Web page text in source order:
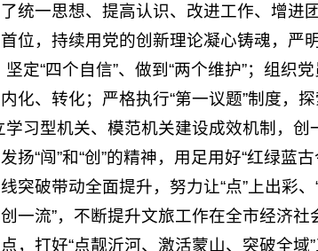
统一思想、提高认识、改进工作、增进
位，持续用党的创新理论凝心铸魂，严
坚定“四个自信”、做到“两个维护”；组
化、转化；严格执行“第一议题”制度，
学习型机关、模范机关建设成效机制，
扬“闯”和“创”的精神，用足用好“红绿
突破带动全面提升，努力让“点”上出彩
一流”，不断提升文旅工作在全市经济
，打好“点靓沂河、激活蒙山、突破全